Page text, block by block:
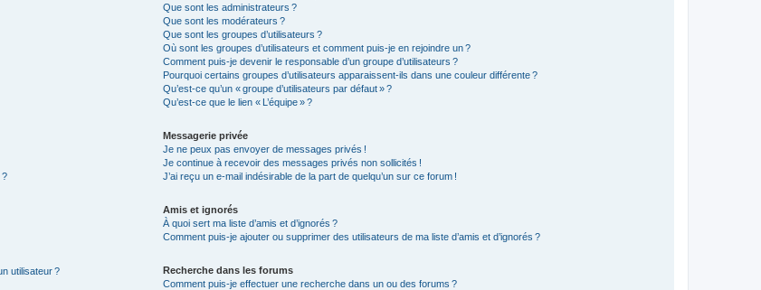
?
utilisateur ?
Que sont les administrateurs ?
Que sont les modérateurs ?
Que sont les groupes d’utilisateurs ?
Où sont les groupes d’utilisateurs et comment puis-je en rejoindre un ?
Comment puis-je devenir le responsable d’un groupe d’utilisateurs ?
Pourquoi certains groupes d’utilisateurs apparaissent-ils dans une couleur différente ?
Qu’est-ce qu’un « groupe d’utilisateurs par défaut » ?
Qu’est-ce que le lien « L’équipe » ?
Messagerie privée
Je ne peux pas envoyer de messages privés !
Je continue à recevoir des messages privés non sollicités !
J’ai reçu un e-mail indésirable de la part de quelqu’un sur ce forum !
Amis et ignorés
À quoi sert ma liste d’amis et d’ignorés ?
Comment puis-je ajouter ou supprimer des utilisateurs de ma liste d’amis et d’ignorés ?
Recherche dans les forums
Comment puis-je effectuer une recherche dans un ou des forums ?